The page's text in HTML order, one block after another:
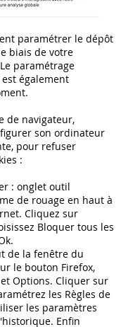
paramétrer le dépôt
biais de votre
paramétrage
également
de navigateur,
son ordinateur
pour refuser
:
: onglet outil
de rouage en haut à
Cliquez sur
Bloquer tous les
de la fenêtre du
le bouton Firefox,
Options. Cliquer sur
les Règles de
les paramètres
Enfin